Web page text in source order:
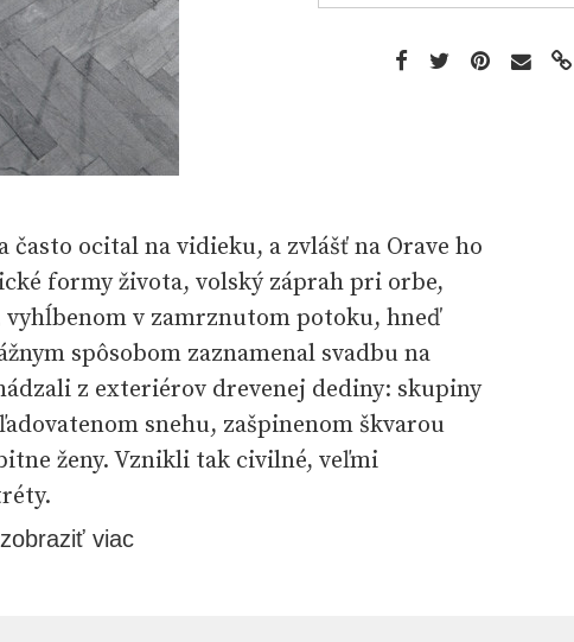
často ocital na vidieku, a zvlášť na Orave ho
formy života, volský záprah pri orbe,
v zamrznutom potoku, hneď
spôsobom zaznamenal svadbu na
z exteriérov drevenej dediny: skupiny
snehu, zašpinenom škvarou
ženy. Vznikli tak civilné, veľmi
zobraziť viac